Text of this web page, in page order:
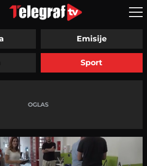
Emisije
Sport